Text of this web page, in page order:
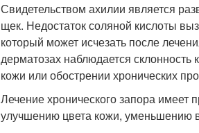
Свидетельством ахилии является
щек. Недостаток соляной кислоты
который может исчезать после
дерматозах наблюдается
кожи или обострении хронических
Лечение хронического запора
улучшению цвета кожи, уменьшению